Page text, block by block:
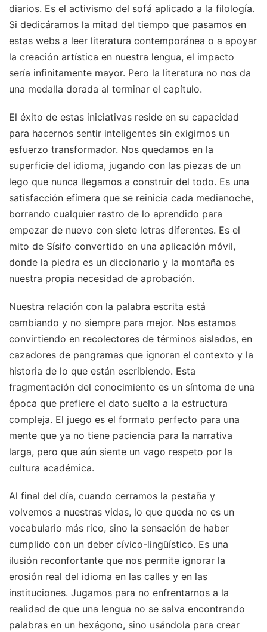
diarios. Es el activismo del sofá aplicado a la filología.
Si dedicáramos la mitad del tiempo que pasamos en
estas webs a leer literatura contemporánea o a apoyar
la creación artística en nuestra lengua, el impacto
sería infinitamente mayor. Pero la literatura no nos da
una medalla dorada al terminar el capítulo.
El éxito de estas iniciativas reside en su capacidad
para hacernos sentir inteligentes sin exigirnos un
esfuerzo transformador. Nos quedamos en la
superficie del idioma, jugando con las piezas de un
lego que nunca llegamos a construir del todo. Es una
satisfacción efímera que se reinicia cada medianoche,
borrando cualquier rastro de lo aprendido para
empezar de nuevo con siete letras diferentes. Es el
mito de Sísifo convertido en una aplicación móvil,
donde la piedra es un diccionario y la montaña es
nuestra propia necesidad de aprobación.
Nuestra relación con la palabra escrita está
cambiando y no siempre para mejor. Nos estamos
convirtiendo en recolectores de términos aislados, en
cazadores de pangramas que ignoran el contexto y la
historia de lo que están escribiendo. Esta
fragmentación del conocimiento es un síntoma de una
época que prefiere el dato suelto a la estructura
compleja. El juego es el formato perfecto para una
mente que ya no tiene paciencia para la narrativa
larga, pero que aún siente un vago respeto por la
cultura académica.
Al final del día, cuando cerramos la pestaña y
volvemos a nuestras vidas, lo que queda no es un
vocabulario más rico, sino la sensación de haber
cumplido con un deber cívico-lingüístico. Es una
ilusión reconfortante que nos permite ignorar la
erosión real del idioma en las calles y en las
instituciones. Jugamos para no enfrentarnos a la
realidad de que una lengua no se salva encontrando
palabras en un hexágono, sino usándola para crear